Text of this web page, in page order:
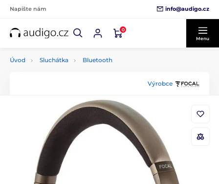
Napište nám info@audigo.cz
0
Menu
Úvod Sluchátka Bluetooth
Výrobce